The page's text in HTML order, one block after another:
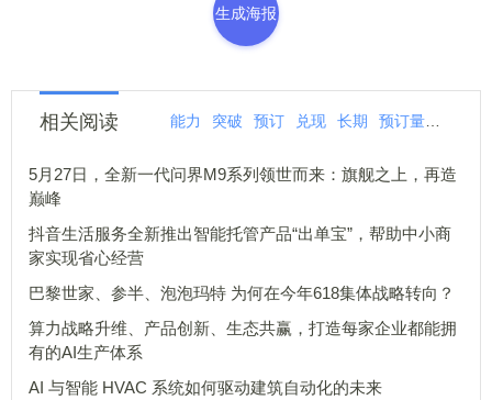
生成海报
相关阅读 能力 突破 预订 兑现 长期 预订量
5月27日，全新一代问界M9系列领世而来：旗舰之上，再造
巅峰
抖音生活服务全新推出智能托管产品“出单宝”，帮助中小商
家实现省心经营
巴黎世家、参半、泡泡玛特 为何在今年618集体战略转向？
算力战略升维、产品创新、生态共赢，打造每家企业都能拥
有的AI生产体系
AI 与智能 HVAC 系统如何驱动建筑自动化的未来